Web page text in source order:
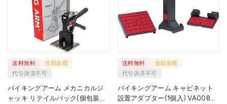
送料無料
当日出荷
代引決済不可
バイキングアーム メカニカルジ
ャッキ リテイルパック(個包装・1
送料無料
当日出荷
代引決済不可
バイキングアーム キャビネット
設置アダプター(1個入) VA0084 1